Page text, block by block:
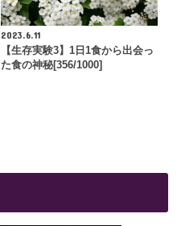
2023.6.11
【生存実験3】1日1食から出会っ
た食の神秘[356/1000]